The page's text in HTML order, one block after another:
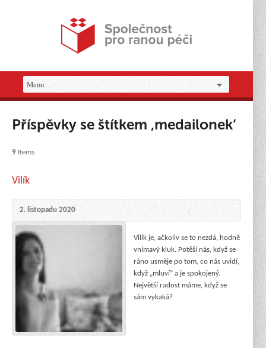
Příspěvky se štítkem ‚medailonek‘
9 Items
Vilík
2. listopadu 2020
Vilík je, ačkoliv se to nezdá, hodně
vnímavý kluk. Potěší nás, když se
ráno usměje po tom, co nás uvidí,
když „mluví” a je spokojený.
Největší radost máme, když se
sám vykaká?